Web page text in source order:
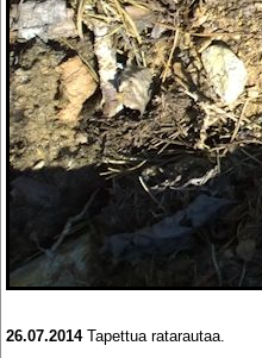
26.07.2014Tapettua ratarautaa.